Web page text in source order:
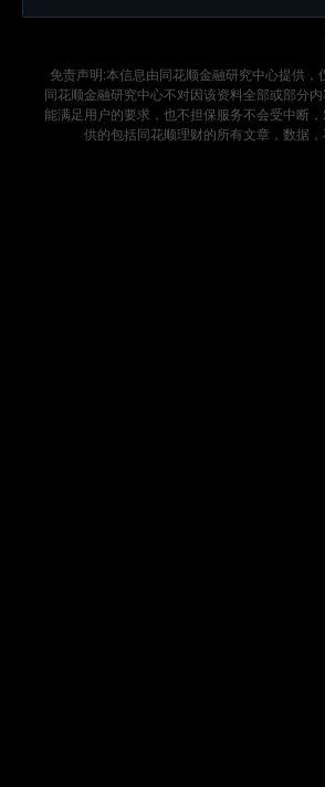
免责声明:本信息由同花顺金融研究中心提供
同花顺金融研究中心不对因该资料全部或部分
能满足用户的要求，也不担保服务不会受中断
供的包括同花顺理财的所有文章，数据